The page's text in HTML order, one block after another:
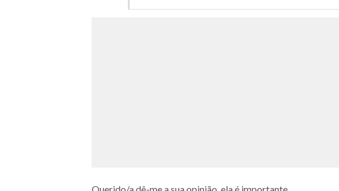
Querido/a dê-me a sua opinião, ela é importante.